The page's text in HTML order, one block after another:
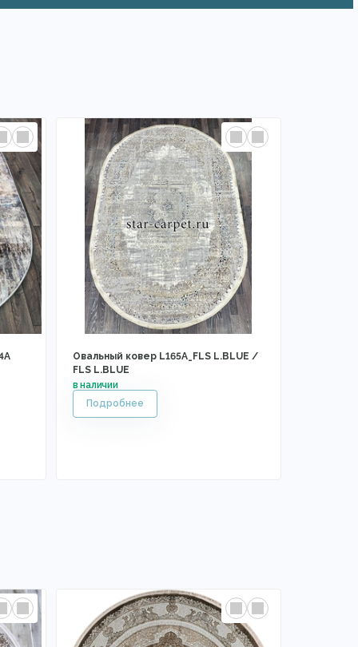
Овальный ковер L165A_FLS L.BLUE /
FLS L.BLUE